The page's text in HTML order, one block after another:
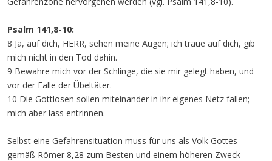
Psalm 141,8-10:
8 Ja, auf dich, HERR, sehen meine Augen; ich traue auf dich, gib
mich nicht in den Tod dahin.
9 Bewahre mich vor der Schlinge, die sie mir gelegt haben, und
vor der Falle der Übeltäter.
10 Die Gottlosen sollen miteinander in ihr eigenes Netz fallen;
mich aber lass entrinnen.
Selbst eine Gefahrensituation muss für uns als Volk Gottes
gemäß Römer 8,28 zum Besten und einem höheren Zweck